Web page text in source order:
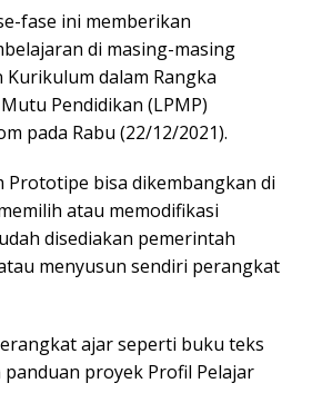
fase ini memberikan
di masing-masing
dalam Rangka
Pendidikan (LPMP)
pada Rabu (22/12/2021).
bisa dikembangkan di
atau memodifikasi
disediakan pemerintah
menyusun sendiri perangkat
ajar seperti buku teks
proyek Profil Pelajar